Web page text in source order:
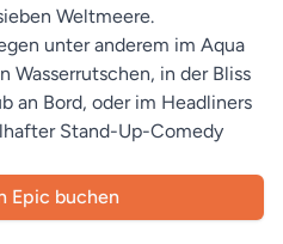
Weltmeere.
unter anderem im Aqua
Wasserrutschen, in der Bliss
an Bord, oder im Headliners
Stand-Up-Comedy
Epic buchen